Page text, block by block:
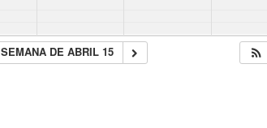
SEMANA DE ABRIL 15